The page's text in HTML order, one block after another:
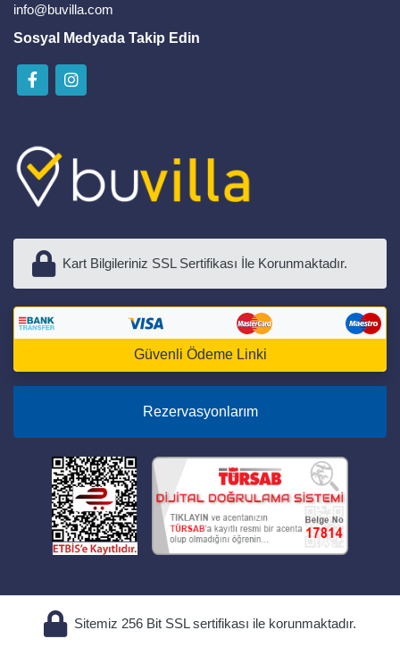
info@buvilla.com
Sosyal Medyada Takip Edin
Kart Bilgileriniz SSL Sertifikası İle Korunmaktadır.
Güvenli Ödeme Linki
Rezervasyonlarım
Sitemiz 256 Bit SSL sertifikası ile korunmaktadır.